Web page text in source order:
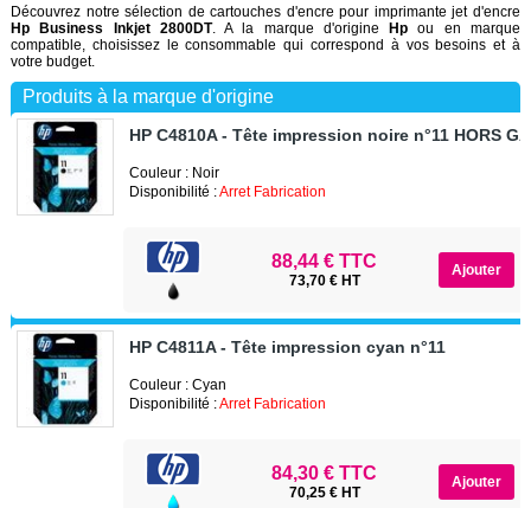
Découvrez notre sélection de cartouches d'encre pour imprimante jet d'encre
Hp Business Inkjet 2800DT. A la marque d'origineHp ou en marque
compatible, choisissez le consommable qui correspond à vos besoins et à
votre budget.
Produits à la marque d'origine
HP C4810A - Tête impression noire n°11 HORS
Couleur : Noir
Disponibilité :Arret Fabrication
88,44 € TTC
73,70 € HT
HP C4811A - Tête impression cyan n°11
Couleur : Cyan
Disponibilité :Arret Fabrication
84,30 € TTC
70,25 € HT